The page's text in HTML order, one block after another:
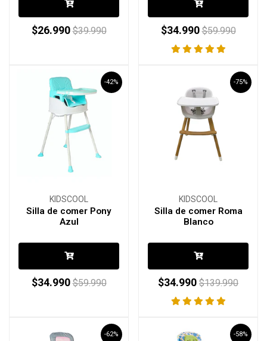
$26.990 $39.990 $34.990 $59.990
-42%
KIDSCOOL
Silla de comer Pony
Azul
$34.990 $59.990
-75%
KIDSCOOL
Silla de comer Roma
Blanco
$34.990 $139.990
-62% -58%